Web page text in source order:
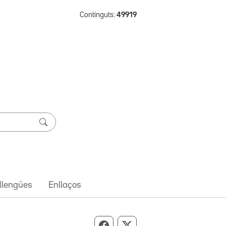
Continguts: 49919
Enllaços